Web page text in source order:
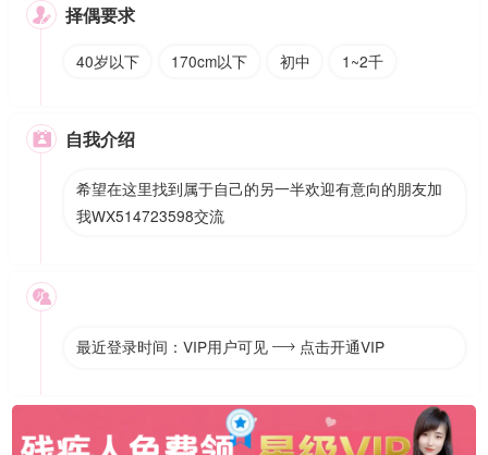
 择偶要求
40岁以下 170cm以下 初中 1~2千
 自我介绍
希望在这里找到属于自己的另一半欢迎有意向的朋友加
我WX514723598交流

最近登录时间：VIP用户可见  点击开通VIP